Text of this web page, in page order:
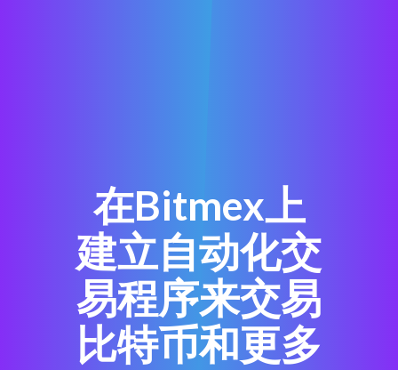
在Bitmex上
建立自动化交
易程序来交易
比特币和更多